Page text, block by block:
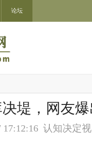
论坛
堤，网友
17:12:16 认知决定